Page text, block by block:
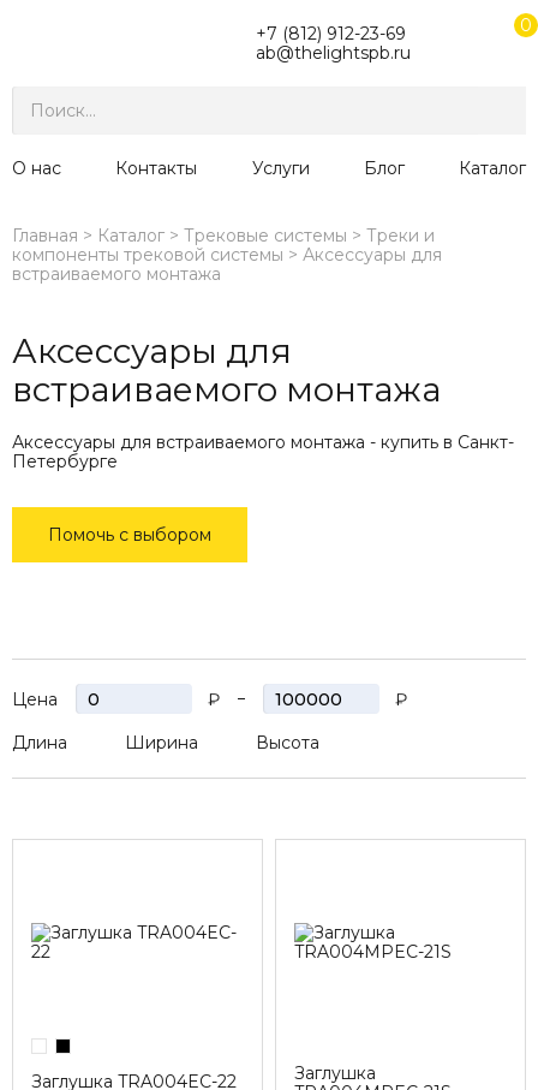
+7 (812) 912-23-69
ab@thelightspb.ru
0
О нас Контакты Услуги Блог Каталог
Главная Каталог Трековые системы
Треки и
компоненты трековой системы
Аксессуары для
встраиваемого монтажа
Аксессуары для
встраиваемого монтажа
Аксессуары для встраиваемого монтажа - купить в Санкт-
Петербурге
Помочь с выбором
Цена ₽ ₽
Длина Ширина Высота
Заглушка TRA004EC-22
Заглушка